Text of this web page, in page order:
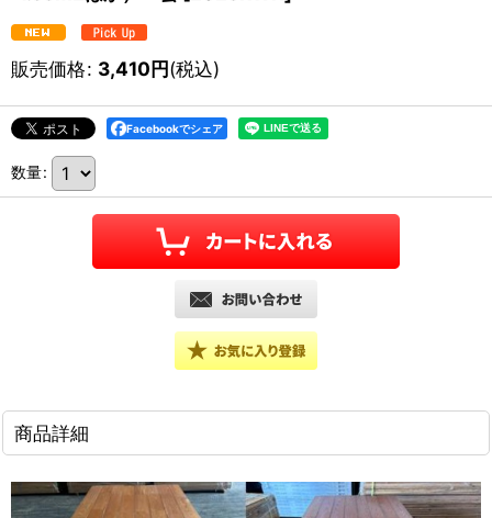
販売価格: 3,410円(税込)
Facebookでシェア
数量:
商品詳細